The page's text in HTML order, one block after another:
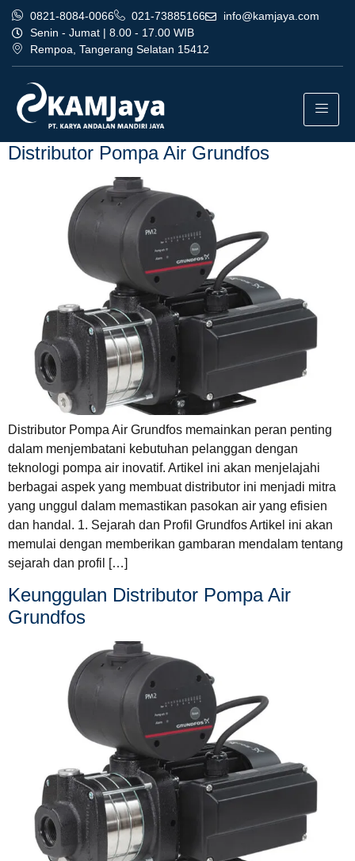
0821-8084-0066 021-73885166
info@kamjaya.com
Senin - Jumat | 8.00 - 17.00 WIB
Rempoa, Tangerang Selatan 15412
Tag:
air grundfos cikarang
Distributor Pompa Air Grundfos
Distributor Pompa Air Grundfos memainkan peran penting
dalam menjembatani kebutuhan pelanggan dengan
teknologi pompa air inovatif. Artikel ini akan menjelajahi
berbagai aspek yang membuat distributor ini menjadi mitra
yang unggul dalam memastikan pasokan air yang efisien
dan handal. 1. Sejarah dan Profil Grundfos Artikel ini akan
memulai dengan memberikan gambaran mendalam tentang
sejarah dan profil […]
Keunggulan Distributor Pompa Air
Grundfos